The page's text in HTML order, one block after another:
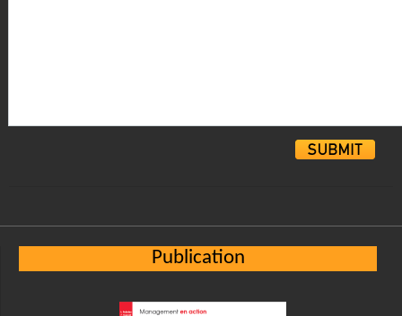
Publication